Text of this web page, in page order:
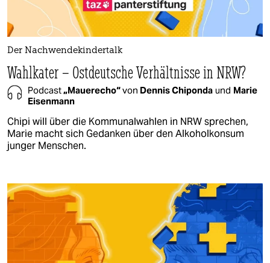
Der Nachwendekindertalk
Wahlkater – Ostdeutsche Verhältnisse in NRW?
Podcast„Mauerecho“von Dennis Chiponda und Marie
Eisenmann
Chipi will über die Kommunalwahlen in NRW sprechen,
Marie macht sich Gedanken über den Alkoholkonsum
junger Menschen.